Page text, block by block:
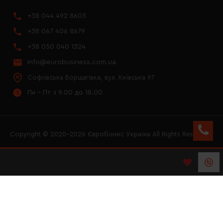
+38 044 492 8603
+38 067 406 8679
+38 050 040 1324
info@eurobusiness.com.ua
Софіївська Борщагівка, вул. Київська 97
Пн - Пт з 9.00 до 18.00
Copyright © 2020–2026 Євробізнес Україна All Rights Reserved
LOGO ЄВРОБІЗНЕС